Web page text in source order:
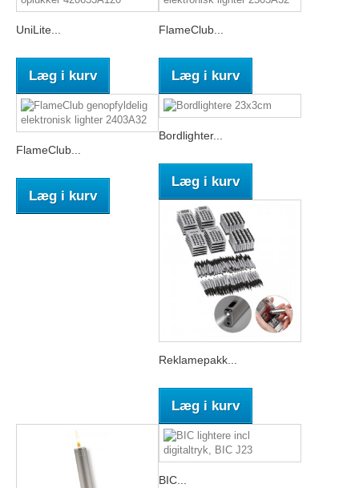
UniLite...
Læg i kurv
FlameClub...
Læg i kurv
FlameClub...
Læg i kurv
Bordlighter...
Læg i kurv
Reklamepakk...
Læg i kurv
BIC...